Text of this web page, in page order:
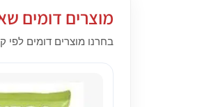
מוצרים דומים
בחרנו מוצרים דומים לפי